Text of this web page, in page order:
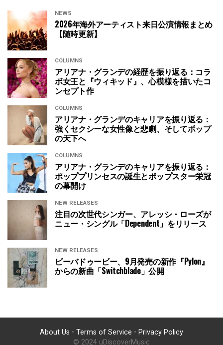
NEWS
2026年海外アーティスト来日公演情報まとめ
【随時更新】
COLUMNS
アリアナ・グランデの経歴を振り返る：コラ
ボ女王と『ウィキッド』、心模様を描いたコ
ンセプト作
COLUMNS
アリアナ・グランデのキャリアを振り返る：
強くセクシーな女性像と悲劇、そしてポップ
の天下へ
COLUMNS
アリアナ・グランデのキャリアを振り返る：
ポッププリンセスの誕生とポップスター栄冠
の幕開け
NEW RELEASES
注目の次世代シンガー、アレッシ・ローズが
ニュー・シングル「Dependent」をリリース
NEW RELEASES
ビーバドゥービー、9月発売の新作『Pylon』
からの新曲「Switchblade」公開
About Us • Terms of Service • Privacy Policy
© 2024 uDiscoverMusic